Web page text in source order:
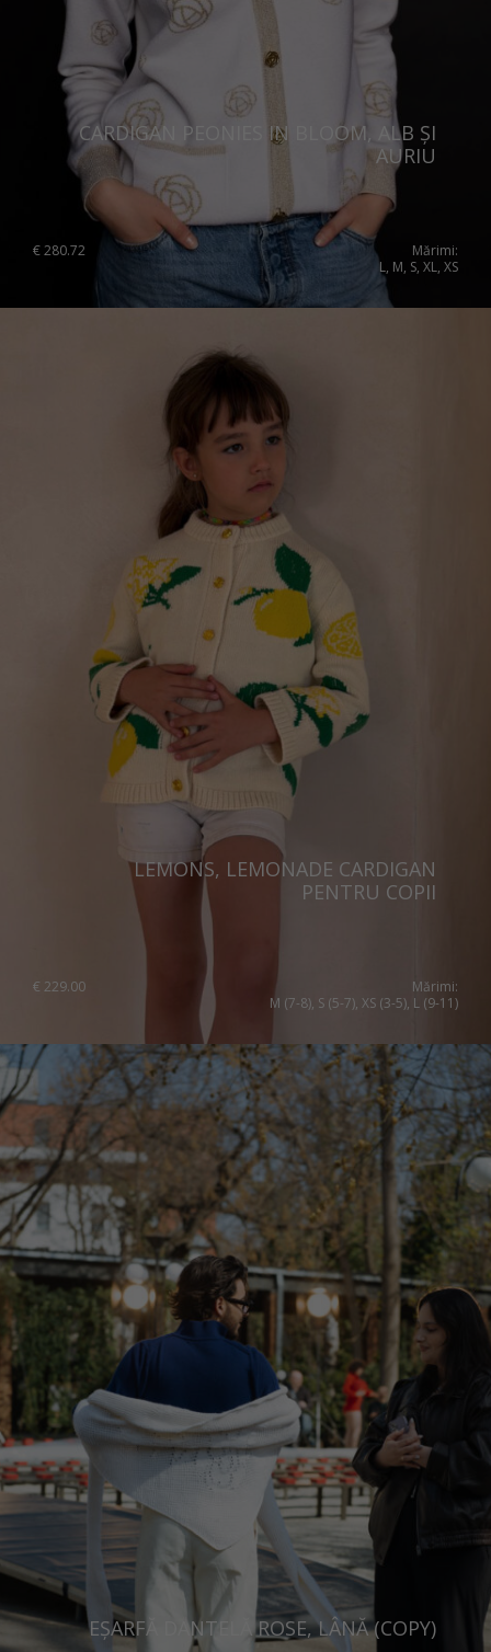
CARDIGAN PEONIES IN BLOOM, ALB ȘI
AURIU
€280.72
Mărimi:
L, M, S, XL, XS
LEMONS, LEMONADE CARDIGAN
PENTRU COPII
€ 229.00
Mărimi:
M (7-8), S (5-7), XS (3-5), L (9-11)
EȘARFĂ DANTELĂ ROSE, LÂNĂ (COPY)